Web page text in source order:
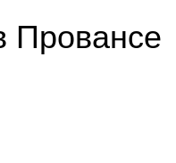
Провансе